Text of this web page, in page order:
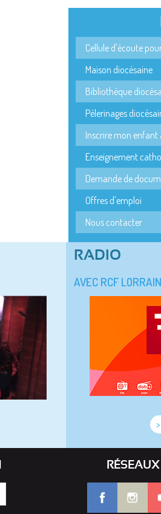
Cellule d'écoute
Maison diocésaine
Bibliothèque
Pèlerinages
Inscrire mon
Enseignement
Demande de
Offres d'emploi
Nous contacter
RADIO
AVEC RCF